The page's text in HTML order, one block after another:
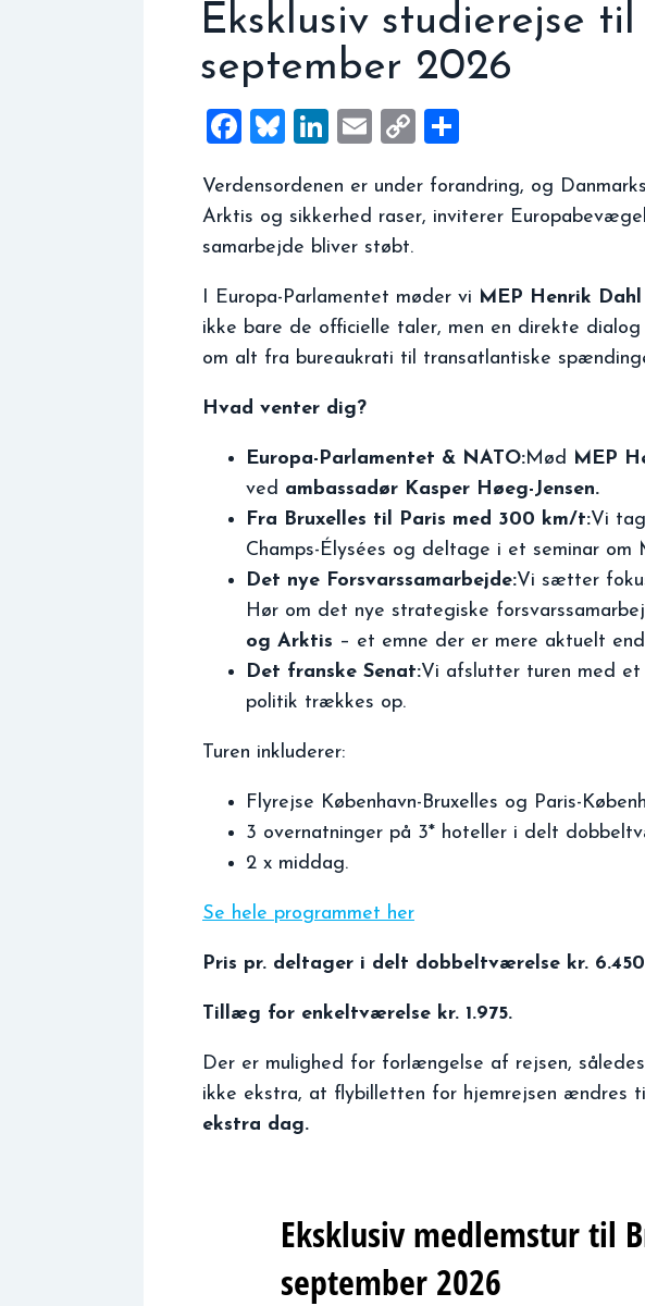
Eksklusiv studierejse
september 2026
Facebook
Bluesky
LinkedIn
EmailCopy
Verdensordenen er under forandring, og
Arktis og sikkerhed raser, inviterer
samarbejde bliver støbt.
I Europa-Parlamentet møder vi MEP Henrik Dahl
ikke bare de officielle taler, men en direkte
om alt fra bureaukrati til transatlantiske
Hvad venter dig?
Europa-Parlamentet & NATO:Mød MEP
ved ambassadør Kasper Høeg-Jensen.
Fra Bruxelles til Paris med 300 km/t:Vi
Champs-Élysées og deltage i et seminar
Det nye Forsvarssamarbejde:Vi sætter
Hør om det nye strategiske
og Arktis – et emne der er mere aktuelt
Det franske Senat:Vi afslutter turen med et
politik trækkes op.
Turen inkluderer:
Flyrejse København-Bruxelles og Paris-
3 overnatninger på 3* hoteller i delt
2 x middag.
Se hele programmet her
Pris pr. deltager i delt dobbeltværelse kr.
Tillæg for enkeltværelse kr. 1.975.
Der er mulighed for forlængelse af rejsen,
ikke ekstra, at flybilletten for hjemrejsen ændres
ekstra dag.
Eksklusiv medlemstur til
september 2026